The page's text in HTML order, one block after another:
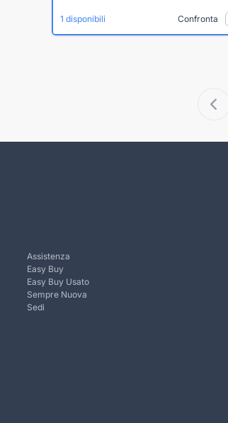
1 disponibili Confronta
Assistenza
Easy Buy
Easy Buy Usato
Sempre Nuova
Sedi